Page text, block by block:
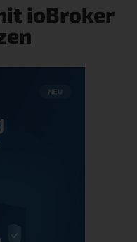
ioBroker